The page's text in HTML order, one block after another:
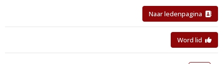
Naar ledenpagina
Word lid